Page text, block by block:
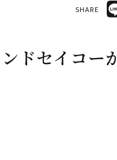
ドセイコー
SHARE